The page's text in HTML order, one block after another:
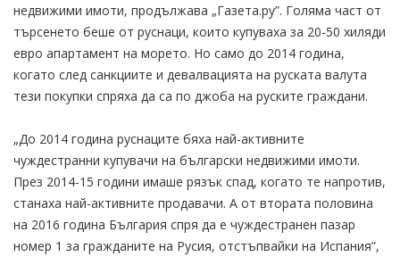
недвижими имоти, продължава „Газета.ру”. Голяма част от
търсенето беше от руснаци, които купуваха за 20-50 хиляди
евро апартамент на морето. Но само до 2014 година,
когато след санкциите и девалвацията на руската валута
тези покупки спряха да са по джоба на руските граждани.
„До 2014 година руснаците бяха най-активните
чуждестранни купувачи на български недвижими имоти.
През 2014-15 години имаше рязък спад, когато те напротив,
станаха най-активните продавачи. А от втората половина
на 2016 година България спря да е чуждестранен пазар
номер 1 за гражданите на Русия, отстъпвайки на Испания”,